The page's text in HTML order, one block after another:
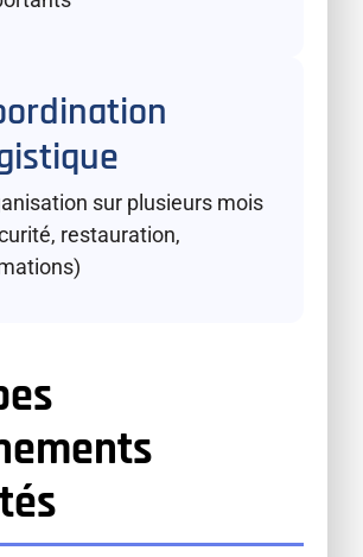
sur plusieurs mois
restauration,